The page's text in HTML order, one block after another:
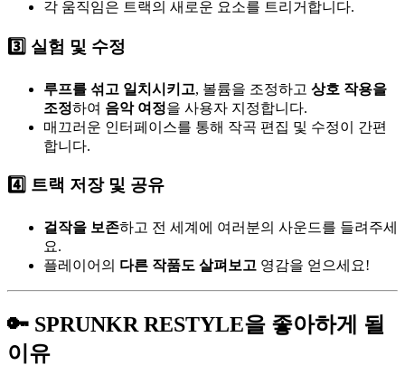
각 움직임은 트랙의 새로운 요소를 트리거합니다.
3️⃣ 실험 및 수정
루프를 섞고 일치시키고, 볼륨을 조정하고 상호 작용을
조정하여 음악 여정을 사용자 지정합니다.
매끄러운 인터페이스를 통해 작곡 편집 및 수정이 간편
합니다.
4️⃣ 트랙 저장 및 공유
걸작을 보존하고 전 세계에 여러분의 사운드를 들려주세
요.
플레이어의 다른 작품도 살펴보고 영감을 얻으세요!
🔑 SPRUNKR RESTYLE을 좋아하게 될
이유